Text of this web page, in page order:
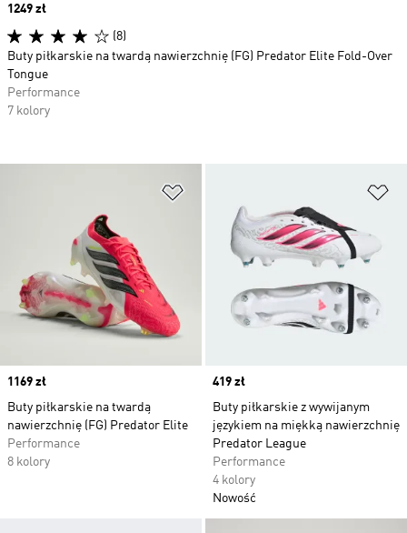
Price
1169 zł
Buty piłkarskie na twardą
nawierzchnię (FG) Predator Elite
Performance
8 kolory
Price
419 zł
Buty piłkarskie z wywijanym
językiem na miękką nawierzchnię
Predator League
Performance
4 kolory
Nowość
Price
1249 zł
(8)
Buty piłkarskie na twardą nawierzchnię (FG) Predator Elite Fold-Over
Tongue
Performance
7 kolory